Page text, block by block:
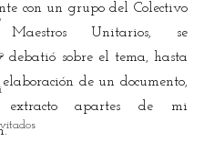
con un grupo del Colectivo
Maestros Unitarios, se
debatió sobre el tema, hasta
de un documento,
apartes de mi